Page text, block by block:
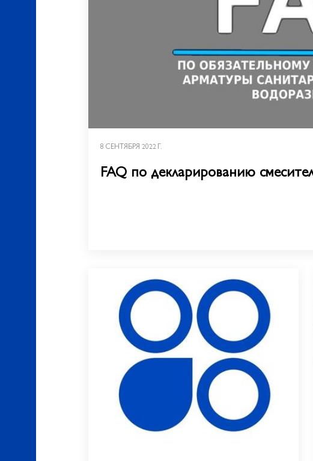
8 СЕНТЯБРЯ 2022 Г.
FAQ по декларированию